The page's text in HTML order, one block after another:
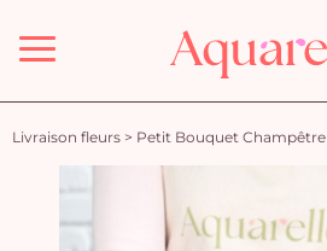
Menu
Livraison fleurs > Petit Bouquet Champêtre